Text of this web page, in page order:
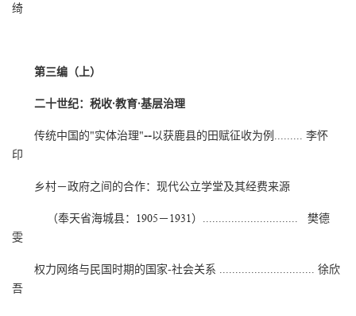
绮
第三编（上）
二十世纪：税收·教育·基层治理
传统中国的"实体治理"--以获鹿县的田赋征收为例......... 李怀
印
乡村－政府之间的合作：现代公立学堂及其经费来源
（奉天省海城县：1905－1931）.............................. 樊德
雯
权力网络与民国时期的国家-社会关系 .............................. 徐欣
吾